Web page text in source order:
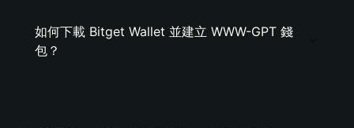
如何下載 Bitget Wallet 並建立 WWW-GPT 錢
包？